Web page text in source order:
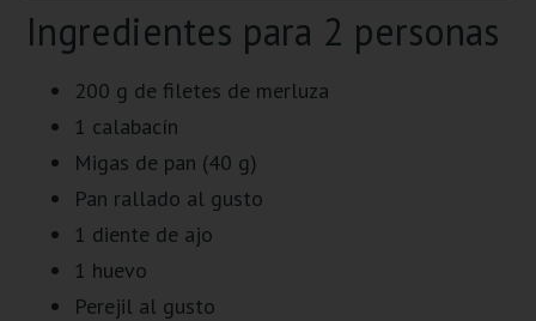
Ingredientes para 2 personas
200 g de filetes de merluza
1 calabacín
Migas de pan (40 g)
Pan rallado al gusto
1 diente de ajo
1 huevo
Perejil al gusto